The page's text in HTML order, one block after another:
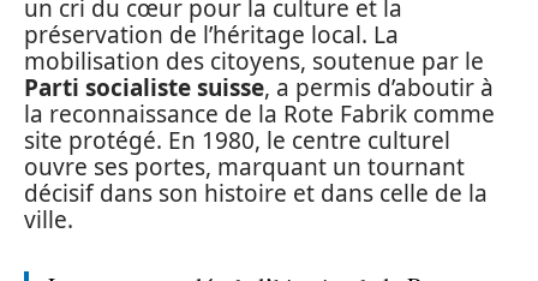
un cri du cœur pour la culture et la
préservation de l’héritage local. La
mobilisation des citoyens, soutenue par le
Parti socialiste suisse, a permis d’aboutir à
la reconnaissance de la Rote Fabrik comme
site protégé. En 1980, le centre culturel
ouvre ses portes, marquant un tournant
décisif dans son histoire et dans celle de la
ville.